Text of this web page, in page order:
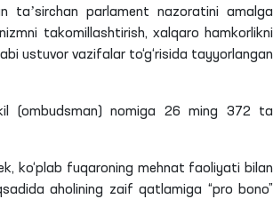
taʼsirchan parlament nazoratini amalga
takomillashtirish, xalqaro hamkorlikni
ustuvor vazifalar to‘g‘risida tayyorlangan
(ombudsman) nomiga 26 ming 372 ta
ko‘plab fuqaroning mehnat faoliyati bilan
aholining zaif qatlamiga “pro bono”